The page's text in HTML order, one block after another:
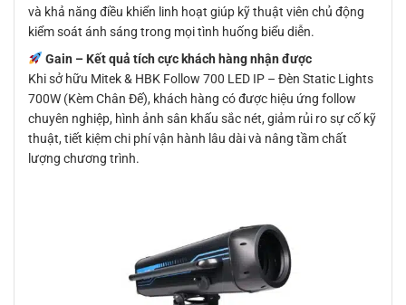
và khả năng điều khiển linh hoạt giúp kỹ thuật viên chủ động
kiểm soát ánh sáng trong mọi tình huống biểu diễn.
Gain – Kết quả tích cực khách hàng nhận được
Khi sở hữu Mitek & HBK Follow 700 LED IP – Đèn Static Lights
700W (Kèm Chân Đế), khách hàng có được hiệu ứng follow
chuyên nghiệp, hình ảnh sân khấu sắc nét, giảm rủi ro sự cố kỹ
thuật, tiết kiệm chi phí vận hành lâu dài và nâng tầm chất
lượng chương trình.